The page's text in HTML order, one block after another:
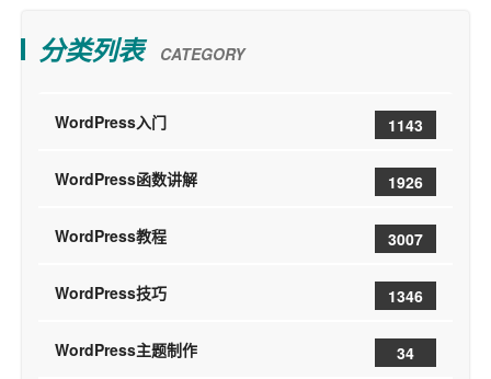
分类列表 CATEGORY
WordPress入门 1143
WordPress函数讲解 1926
WordPress教程 3007
WordPress技巧 1346
WordPress主题制作 34